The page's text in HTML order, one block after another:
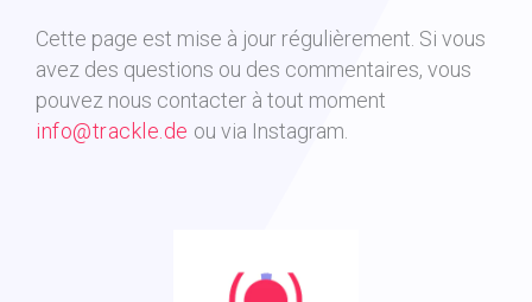
Cette page est mise à jour régulièrement. Si vous
avez des questions ou des commentaires, vous
pouvez nous contacter à tout moment
info@trackle.de ou via Instagram.